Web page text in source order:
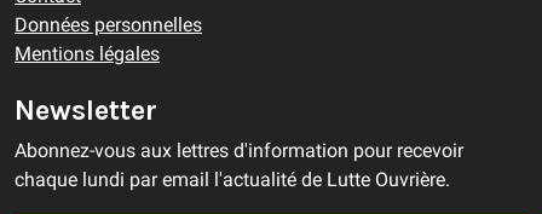
Données personnelles
Mentions légales
Newsletter
Abonnez-vous aux lettres d'information pour recevoir
chaque lundi par email l'actualité de Lutte Ouvrière.